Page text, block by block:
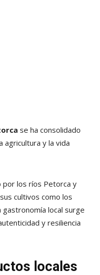
se ha consolidado
agricultura y la vida
por los ríos Petorca y
cultivos como los
gastronomía local surge
y resiliencia
locales